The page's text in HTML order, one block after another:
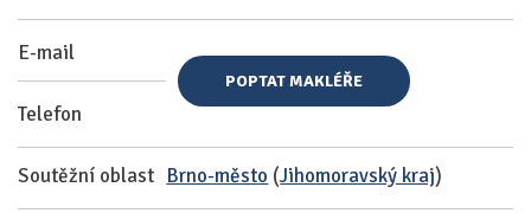
E-mail
Telefon
POPTAT MAKLÉŘE
Soutěžní oblast Brno-město (Jihomoravský kraj)